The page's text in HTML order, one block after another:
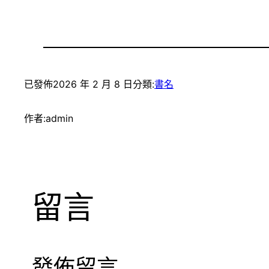
已發佈2026 年 2 月 8 日 分類:書名
作者:admin
留言